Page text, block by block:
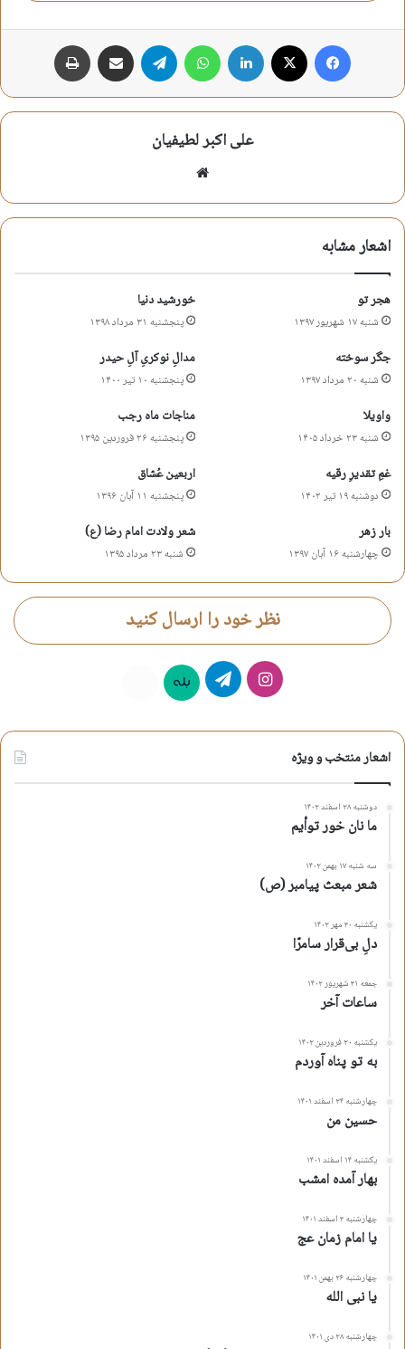
می بینمت دوباره و از حال می روم
این دل ز درد و غصه و ماتم لبالب است
علیرضا خاکساری
حدیث اشک شعر روضه
شعر گودال قتلگاه
شعر مرثیه
علیرضا خاکساری
کپی آدرس کوتاه
فیس بوک لینکدین تلگرام اشتراک گذاری از طریق ایمیل
علی اکبر لطیفیان
اشعار مشابه
هجر تو
شنبه ۱۷ شهریور ۱۳۹۷
خورشید دنیا
پنجشنبه ۳۱ مرداد ۱۳۹۸
جگر سوخته
شنبه ۲۰ مرداد ۱۳۹۷
مدالِ نوکریِ آلِ حیدر
پنجشنبه ۱۰ تیر ۱۴۰۰
واویلا
شنبه ۲۳ خرداد ۱۴۰۵
مناجات ماه رجب
پنجشنبه ۲۶ فروردین ۱۳۹۵
غمِ تقدیرِ رقیه
دوشنبه ۱۹ تیر ۱۴۰۲
اربعین عُشاق
پنجشنبه ۱۱ آبان ۱۳۹۶
بار زهر
چهارشنبه ۱۶ آبان ۱۳۹۷
شعر ولادت امام رضا (ع)
شنبه ۲۳ مرداد ۱۳۹۵
نظر خود را ارسال کنید
اینستاگرامتلگرام بله
اشعار منتخب و ویژه
دوشنبه ۲۸ اسفند ۱۴۰۲
ما نان خور توأیم
سه شنبه ۱۷ بهمن ۱۴۰۲
شعر مبعث پیامبر (ص)
یکشنبه ۳۰ مهر ۱۴۰۲
دلِ بی‌قرار سامرّا
جمعه ۳۱ شهریور ۱۴۰۲
ساعات آخر
یکشنبه ۲۰ فروردین ۱۴۰۲
به تو پناه آوردم
چهارشنبه ۲۴ اسفند ۱۴۰۱
حسین من
یکشنبه ۱۴ اسفند ۱۴۰۱
بهار آمده امشب
چهارشنبه ۳ اسفند ۱۴۰۱
یا امام زمان عج
چهارشنبه ۲۶ بهمن ۱۴۰۱
یا نبی الله
چهارشنبه ۲۸ دی ۱۴۰۱